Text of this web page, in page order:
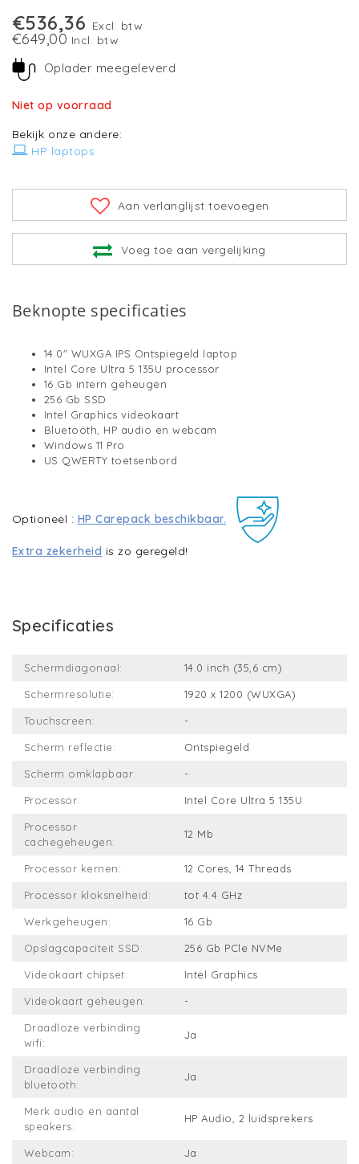
€536,36 Excl. btw
€649,00 Incl. btw
Oplader meegeleverd
Niet op voorraad
Bekijk onze andere:
HP laptops
Aan verlanglijst toevoegen
Voeg toe aan vergelijking
Beknopte specificaties
14.0" WUXGA IPS Ontspiegeld laptop
Intel Core Ultra 5 135U processor
16 Gb intern geheugen
256 Gb SSD
Intel Graphics videokaart
Bluetooth, HP audio en webcam
Windows 11 Pro
US QWERTY toetsenbord
Optioneel : HP Carepack beschikbaar.
Extra zekerheid is zo geregeld!
Specificaties
Schermdiagonaal: 14.0 inch (35,6 cm)
Schermresolutie: 1920 x 1200 (WUXGA)
Touchscreen: -
Scherm reflectie: Ontspiegeld
Scherm omklapbaar: -
Processor: Intel Core Ultra 5 135U
Processor
cachegeheugen:
12 Mb
Processor kernen: 12 Cores, 14 Threads
Processor kloksnelheid: tot 4.4 GHz
Werkgeheugen: 16 Gb
Opslagcapaciteit SSD: 256 Gb PCle NVMe
Videokaart chipset: Intel Graphics
Videokaart geheugen: -
Draadloze verbinding
wifi:
Ja
Draadloze verbinding
bluetooth:
Ja
Merk audio en aantal
speakers:
HP Audio, 2 luidsprekers
Webcam: Ja